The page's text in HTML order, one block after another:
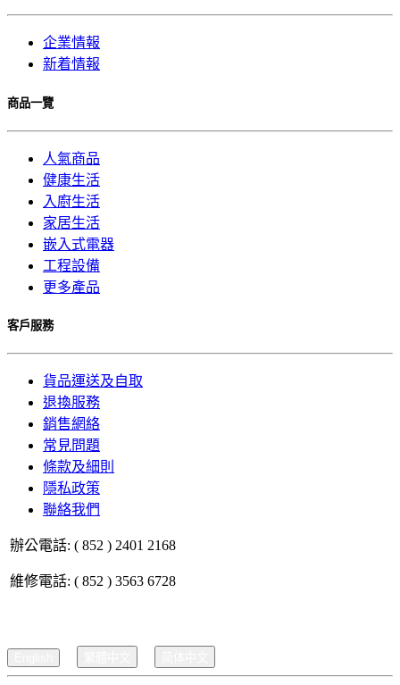
企業情報
新着情報
商品一覽
人氣商品
健康生活
入廚生活
家居生活
嵌入式電器
工程設備
更多產品
客戶服務
貨品運送及自取
退換服務
銷售網絡
常見問題
條款及細則
隱私政策
聯絡我們
辦公電話: ( 852 ) 2401 2168
維修電話: ( 852 ) 3563 6728